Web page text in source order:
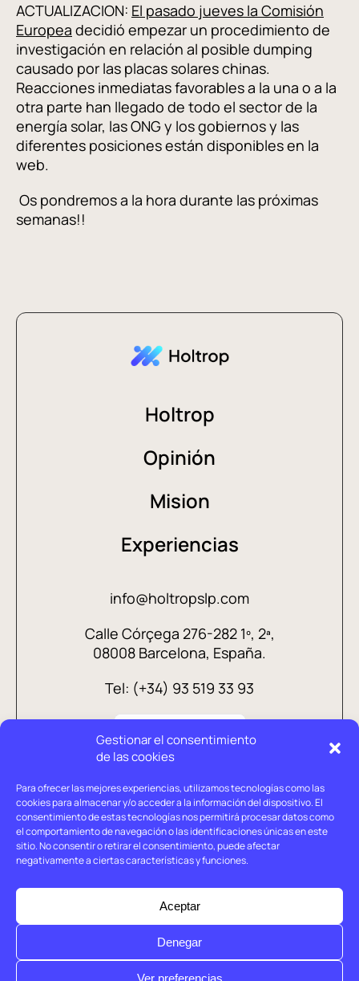
Gestionar el consentimiento
de las cookies
Para ofrecer las mejores experiencias, utilizamos tecnologías como las
cookies para almacenar y/o acceder a la información del dispositivo. El
consentimiento de estas tecnologías nos permitirá procesar datos como
el comportamiento de navegación o las identificaciones únicas en este
sitio. No consentir o retirar el consentimiento, puede afectar
negativamente a ciertas características y funciones.
Aceptar
Denegar
Ver preferencias
ACTUALIZACION: El pasado jueves la Comisión
Europea decidió empezar un procedimiento de
investigación en relación al posible dumping
causado por las placas solares chinas.
Reacciones inmediatas favorables a la una o a la
otra parte han llegado de todo el sector de la
energía solar, las ONG y los gobiernos y las
diferentes posiciones están disponibles en la
web.
Os pondremos a la hora durante las próximas
semanas!!
Holtrop
Opinión
Mision
Experiencias
info@holtropslp.com
Calle Córçega 276-282 1º, 2ª,
08008 Barcelona, España.
Tel: (+34) 93 519 33 93
© Holtrop 2026
Aviso legal
Política de privacidad
Política de cookies